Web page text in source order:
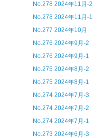
No.278 2024年11月-2
No.278 2024年11月-1
No.277 2024年10月
No.276 2024年9月-2
No.276 2024年9月-1
No.275 2024年8月-2
No.275 2024年8月-1
No.274 2024年7月-3
No.274 2024年7月-2
No.274 2024年7月-1
No.273 2024年6月-3